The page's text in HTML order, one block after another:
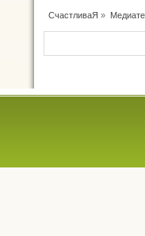
СчастливаЯ »